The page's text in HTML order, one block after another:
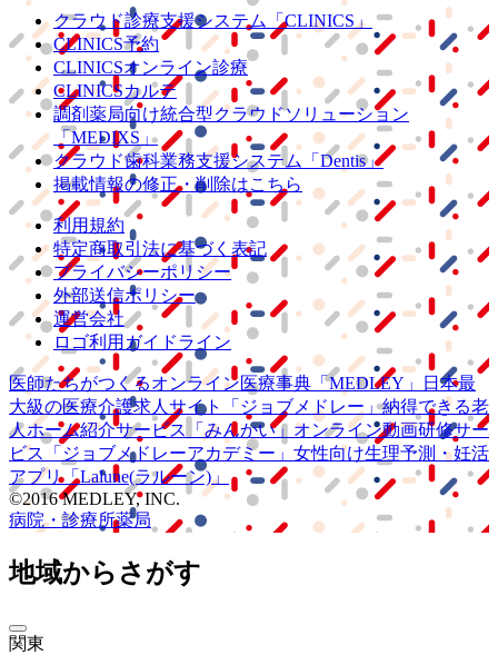
クラウド診療支援システム
「CLINICS」
CLINICS予約
CLINICSオンライン診療
CLINICSカルテ
調剤薬局向け統合型クラウドソリューション
「MEDIXS」
クラウド歯科業務支援システム
「Dentis」
掲載情報の修正・削除はこちら
利用規約
特定商取引法に基づく表記
プライバシーポリシー
外部送信ポリシー
運営会社
ロゴ利用ガイドライン
医師たちがつくるオンライン医療事典 「MEDLEY」
日本最
大級の医療介護求人サイト 「ジョブメドレー」納得できる老
人ホーム紹介サービス
「みんかい」 オンライン動画研修サー
ビス
「ジョブメドレーアカデミー」 女性向け生理予測・妊活
アプリ「Lalune(ラルーン)」
©2016 MEDLEY, INC.
病院・診療所薬局
地域からさがす
関東